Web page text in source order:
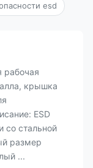
esd
крышка
ESD
со стальной
размер
...